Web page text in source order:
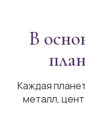
В
Каждая
металл,